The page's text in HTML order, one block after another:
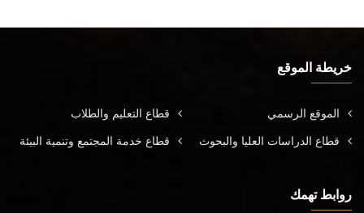
خريطة الموقع
الموقع الرسمي قطاع التعليم والطلاب
قطاع الدراسات العليا والبحوث قطاع خدمة المجتمع وتنمية البيئة
روابط تهمك